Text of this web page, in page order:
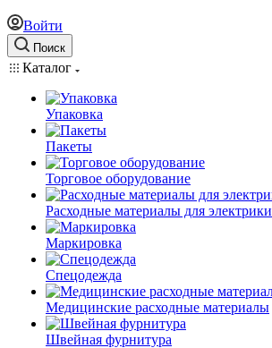
Войти
Поиск
Каталог
Упаковка
Пакеты
Торговое оборудование
Расходные материалы для электрики
Маркировка
Спецодежда
Медицинские расходные материалы
Швейная фурнитура